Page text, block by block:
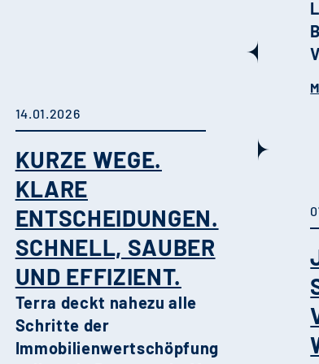
14.01.2026
KURZE WEGE.
KLARE
ENTSCHEIDUNGEN.
SCHNELL, SAUBER
UND EFFIZIENT.
Terra deckt nahezu alle
Schritte der
Immobilienwertschöpfung